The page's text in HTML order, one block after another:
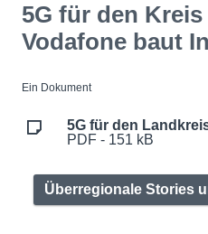
5G für den
Vodafone baut
Ein Dokument
5G für den
PDF - 151 kB
Überregionale Stories